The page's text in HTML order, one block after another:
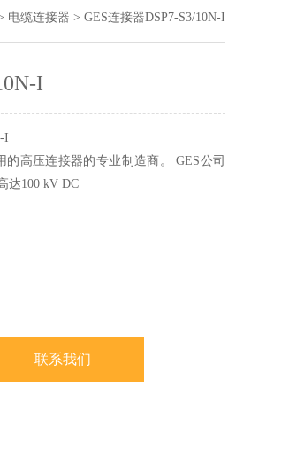
电缆连接器 > GES连接器DSP7-S3/10N-I
I
I
高压连接器的专业制造商。 GES公司
达100 kV DC
联系我们